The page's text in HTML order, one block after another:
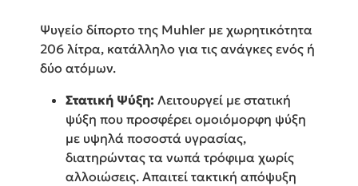
Ψυγείο δίπορτο της Muhler με χωρητικότητα
206 λίτρα, κατάλληλο για τις ανάγκες ενός ή
δύο ατόμων.
Στατική Ψύξη: Λειτουργεί με στατική
ψύξη που προσφέρει ομοιόμορφη ψύξη
με υψηλά ποσοστά υγρασίας,
διατηρώντας τα νωπά τρόφιμα χωρίς
αλλοιώσεις. Απαιτεί τακτική απόψυξη